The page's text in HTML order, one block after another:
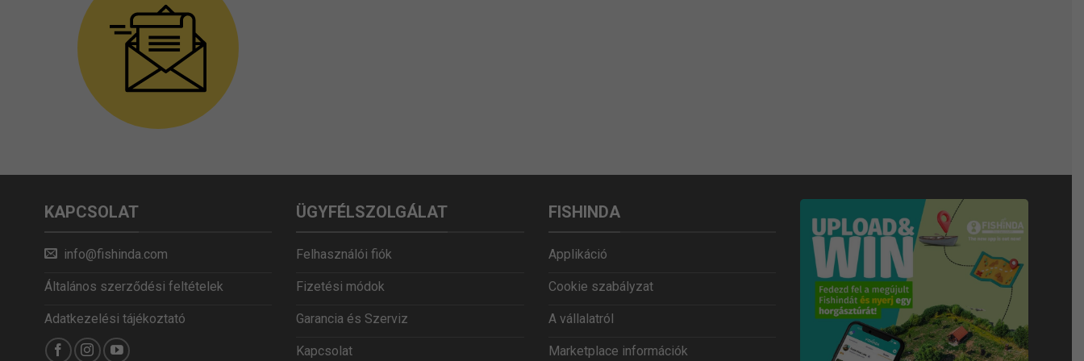
KAPCSOLAT
info@fishinda.com
Általános szerződési feltételek
Adatkezelési tájékoztató
ÜGYFÉLSZOLGÁLAT
Felhasználói fiók
Fizetési módok
Garancia és Szerviz
Kapcsolat
FISHINDA
Applikáció
Cookie szabályzat
A vállalatról
Marketplace információk